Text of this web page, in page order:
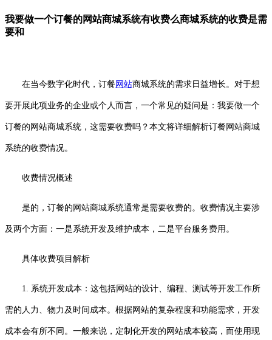
我要做一个订餐的网站商城系统有收费么商城系统的收费是需
要和
在当今数字化时代，订餐 网站商城系统的需求日益增长。对于想
要开展此项业务的企业或个人而言，一个常见的疑问是：我要做一个
订餐的网站商城系统，这需要收费吗？本文将详细解析订餐网站商城
系统的收费情况。
收费情况概述
是的，订餐的网站商城系统通常是需要收费的。收费情况主要涉
及两个方面：一是系统开发及维护成本，二是平台服务费用。
具体收费项目解析
1. 系统开发成本：这包括网站的设计、编程、测试等开发工作所
需的人力、物力及时间成本。根据网站的复杂程度和功能需求，开发
成本会有所不同。一般来说，定制化开发的网站成本较高，而使用现